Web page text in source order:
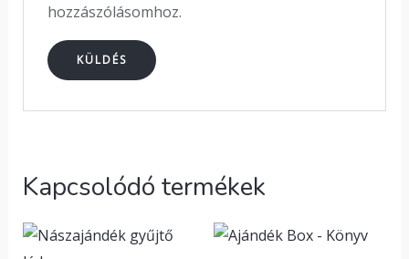
hozzászólásomhoz.
Kapcsolódó termékek